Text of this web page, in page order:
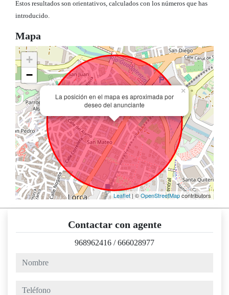
Estos resultados son orientativos, calculados con los números que has
introducido.
Mapa
La posición en el mapa es aproximada por
deseo del anunciante
×
+
−
Leaflet | ©OpenStreetMapcontributors
Contactar con agente
968962416 /666028977
nombre
teléfono